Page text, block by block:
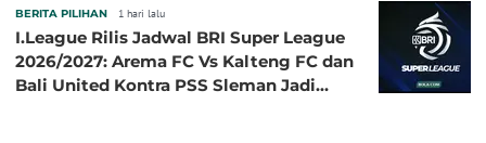
BERITA PILIHAN 1 hari lalu
I.League Rilis Jadwal BRI Super League
2026/2027: Arema FC Vs Kalteng FC dan
Bali United Kontra PSS Sleman Jadi